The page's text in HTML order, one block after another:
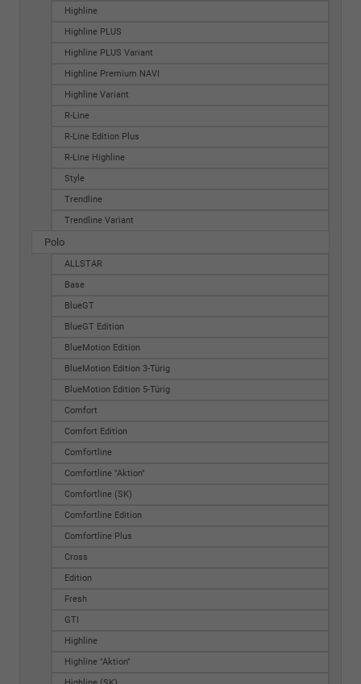
Highline
Highline PLUS
Highline PLUS Variant
Highline Premium NAVI
Highline Variant
R-Line
R-Line Edition Plus
R-Line Highline
Style
Trendline
Trendline Variant
Polo
ALLSTAR
Base
BlueGT
BlueGT Edition
BlueMotion Edition
BlueMotion Edition 3-Türig
BlueMotion Edition 5-Türig
Comfort
Comfort Edition
Comfortline
Comfortline "Aktion"
Comfortline (SK)
Comfortline Edition
Comfortline Plus
Cross
Edition
Fresh
GTI
Highline
Highline "Aktion"